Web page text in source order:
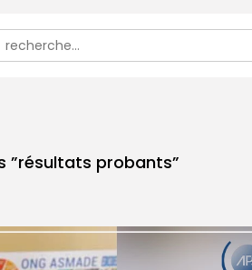
for:
”résultats probants”